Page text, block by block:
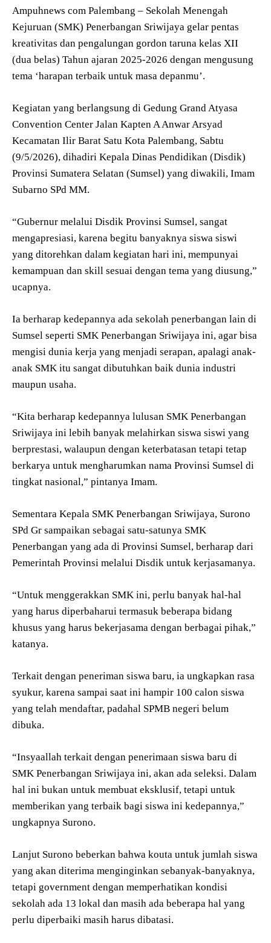
Ampuhnews com Palembang – Sekolah Menengah
Kejuruan (SMK) Penerbangan Sriwijaya gelar pentas
kreativitas dan pengalungan gordon taruna kelas XII
(dua belas) Tahun ajaran 2025-2026 dengan mengusung
tema ‘harapan terbaik untuk masa depanmu’.
Kegiatan yang berlangsung di Gedung Grand Atyasa
Convention Center Jalan Kapten A Anwar Arsyad
Kecamatan Ilir Barat Satu Kota Palembang, Sabtu
(9/5/2026), dihadiri Kepala Dinas Pendidikan (Disdik)
Provinsi Sumatera Selatan (Sumsel) yang diwakili, Imam
Subarno SPd MM.
“Gubernur melalui Disdik Provinsi Sumsel, sangat
mengapresiasi, karena begitu banyaknya siswa siswi
yang ditorehkan dalam kegiatan hari ini, mempunyai
kemampuan dan skill sesuai dengan tema yang diusung,”
ucapnya.
Ia berharap kedepannya ada sekolah penerbangan lain di
Sumsel seperti SMK Penerbangan Sriwijaya ini, agar bisa
mengisi dunia kerja yang menjadi serapan, apalagi anak-
anak SMK itu sangat dibutuhkan baik dunia industri
maupun usaha.
“Kita berharap kedepannya lulusan SMK Penerbangan
Sriwijaya ini lebih banyak melahirkan siswa siswi yang
berprestasi, walaupun dengan keterbatasan tetapi tetap
berkarya untuk mengharumkan nama Provinsi Sumsel di
tingkat nasional,” pintanya Imam.
Sementara Kepala SMK Penerbangan Sriwijaya, Surono
SPd Gr sampaikan sebagai satu-satunya SMK
Penerbangan yang ada di Provinsi Sumsel, berharap dari
Pemerintah Provinsi melalui Disdik untuk kerjasamanya.
“Untuk menggerakkan SMK ini, perlu banyak hal-hal
yang harus diperbaharui termasuk beberapa bidang
khusus yang harus bekerjasama dengan berbagai pihak,”
katanya.
Terkait dengan peneriman siswa baru, ia ungkapkan rasa
syukur, karena sampai saat ini hampir 100 calon siswa
yang telah mendaftar, padahal SPMB negeri belum
dibuka.
“Insyaallah terkait dengan penerimaan siswa baru di
SMK Penerbangan Sriwijaya ini, akan ada seleksi. Dalam
hal ini bukan untuk membuat eksklusif, tetapi untuk
memberikan yang terbaik bagi siswa ini kedepannya,”
ungkapnya Surono.
Lanjut Surono beberkan bahwa kouta untuk jumlah siswa
yang akan diterima menginginkan sebanyak-banyaknya,
tetapi government dengan memperhatikan kondisi
sekolah ada 13 lokal dan masih ada beberapa hal yang
perlu diperbaiki masih harus dibatasi.